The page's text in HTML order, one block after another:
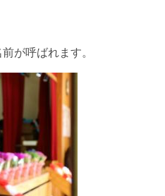
が呼ばれます。